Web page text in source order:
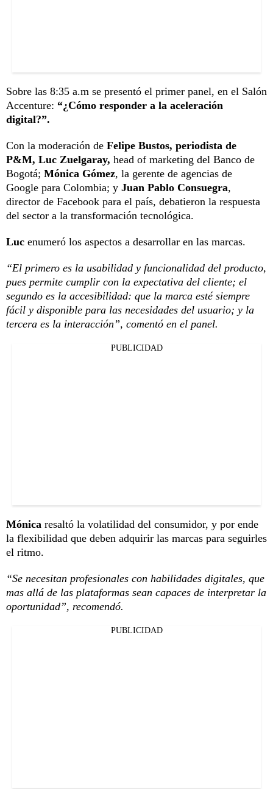
Sobre las 8:35 a.m se presentó el primer panel, en el Salón
Accenture: “¿Cómo responder a la aceleración
digital?”.
Con la moderación de Felipe Bustos, periodista de
P&M, Luc Zuelgaray, head of marketing del Banco de
Bogotá; Mónica Gómez, la gerente de agencias de
Google para Colombia; y Juan Pablo Consuegra,
director de Facebook para el país, debatieron la respuesta
del sector a la transformación tecnológica.
Luc enumeró los aspectos a desarrollar en las marcas.
“El primero es la usabilidad y funcionalidad del producto,
pues permite cumplir con la expectativa del cliente; el
segundo es la accesibilidad: que la marca esté siempre
fácil y disponible para las necesidades del usuario; y la
tercera es la interacción”, comentó en el panel.
PUBLICIDAD
Mónica resaltó la volatilidad del consumidor, y por ende
la flexibilidad que deben adquirir las marcas para seguirles
el ritmo.
“Se necesitan profesionales con habilidades digitales, que
mas allá de las plataformas sean capaces de interpretar la
oportunidad”, recomendó.
PUBLICIDAD